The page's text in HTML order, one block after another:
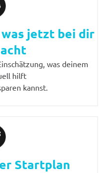
jetzt bei dir
was deinem
hilft
kannst.
Startplan